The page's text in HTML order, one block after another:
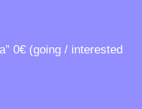
0€ (going / interested